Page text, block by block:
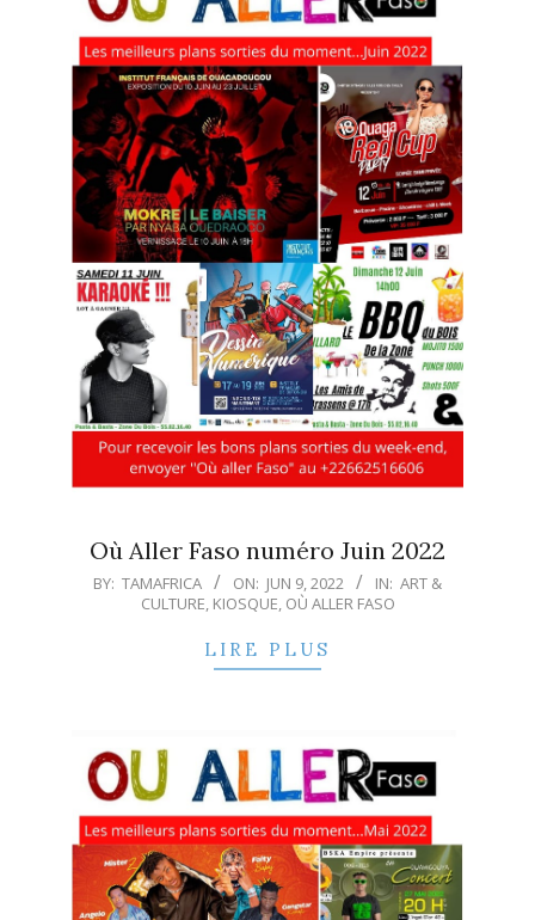
Où Aller Faso numéro Juin 2022
2022-
BY: TAMAFRICA ON: JUN 9, 2022 IN: ART &
CULTURE, KIOSQUE, OÙ ALLER FASO
LIRE PLUS